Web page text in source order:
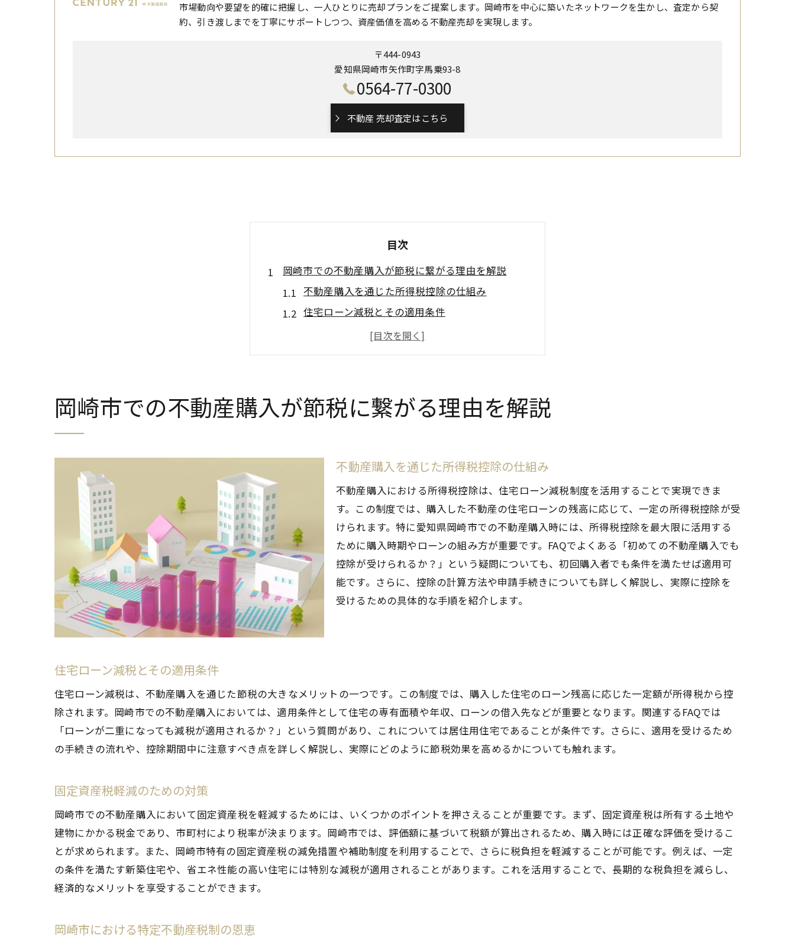
市場動向や要望を的確に把握し、一人ひとりに売却プランをご提案します。岡崎市を中心に築いたネットワークを生かし、査定から契
約、引き渡しまでを丁寧にサポートしつつ、資産価値を高める不動産売却を実現します。
〒444-0943
愛知県岡崎市矢作町字馬乗93-8
0564-77-0300
不動産 売却査定はこちら
目次
岡崎市での不動産購入が節税に繋がる理由を解説
不動産購入を通じた所得税控除の仕組み
住宅ローン減税とその適用条件
固定資産税軽減のための対策
岡崎市における特定不動産税制の恩恵
資産形成と節税の両立方法
岡崎市不動産市場の特徴を知り安心して購入を
人気エリアの特徴とメリット
供給不足エリアでの購入戦略
岡崎市の将来性と投資価値
不動産選びで注意すべきポイント
地域のインフラ整備と影響
不動産購入で節税を成功させるための重要ポイント
購入前に知っておくべき税制優遇措置
不動産購入時の契約書の重要性
岡崎市の特性を活かした効果的な不動産購入法
地域特化型の物件選びのコツ
地元の不動産業者との信頼関係構築
住環境の変化を見据えた購入戦略
地域コミュニティとの関わり方
よくある不動産購入の疑問を解決しよう
購入前に押さえておきたい法律知識
岡崎市での不動産購入が節税に繋がる理由を解説
不動産購入を通じた所得税控除の仕組み
不動産購入における所得税控除は、住宅ローン減税制度を活用することで実現できま
す。この制度では、購入した不動産の住宅ローンの残高に応じて、一定の所得税控除が受
けられます。特に愛知県岡崎市での不動産購入時には、所得税控除を最大限に活用する
ために購入時期やローンの組み方が重要です。FAQでよくある「初めての不動産購入でも
控除が受けられるか？」という疑問についても、初回購入者でも条件を満たせば適用可
能です。さらに、控除の計算方法や申請手続きについても詳しく解説し、実際に控除を
受けるための具体的な手順を紹介します。
住宅ローン減税とその適用条件
住宅ローン減税は、不動産購入を通じた節税の大きなメリットの一つです。この制度では、購入した住宅のローン残高に応じた一定額が所得税から控
除されます。岡崎市での不動産購入においては、適用条件として住宅の専有面積や年収、ローンの借入先などが重要となります。関連するFAQでは
「ローンが二重になっても減税が適用されるか？」という質問があり、これについては居住用住宅であることが条件です。さらに、適用を受けるため
の手続きの流れや、控除期間中に注意すべき点を詳しく解説し、実際にどのように節税効果を高めるかについても触れます。
固定資産税軽減のための対策
岡崎市での不動産購入において固定資産税を軽減するためには、いくつかのポイントを押さえることが重要です。まず、固定資産税は所有する土地や
建物にかかる税金であり、市町村により税率が決まります。岡崎市では、評価額に基づいて税額が算出されるため、購入時には正確な評価を受けるこ
とが求められます。また、岡崎市特有の固定資産税の減免措置や補助制度を利用することで、さらに税負担を軽減することが可能です。例えば、一定
の条件を満たす新築住宅や、省エネ性能の高い住宅には特別な減税が適用されることがあります。これを活用することで、長期的な税負担を減らし、
経済的なメリットを享受することができます。
岡崎市における特定不動産税制の恩恵